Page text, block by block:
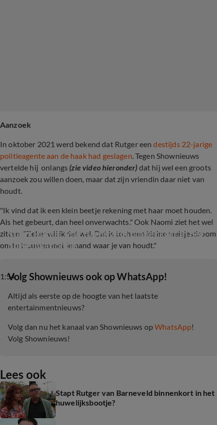
Aanzoek
In oktober 2021 werd bekend dat Rutger eendestijds 22-jarige
politieagente aan de haak had geslagen. Tegen Shownieuws
vertelde hij onlangs(zie video hieronder) dat hij wel een groots
aanzoek zou willen doen, maar dat zijn vriendin daar niet van
houdt.
"Ik vind dat ik een klein beetje rekening met haar moet houden.
Als het gebeurt, dan heel onverwachts." Ook Naomi ziet het wel
zitten: "Zeker wil ik dat wel. Dat is toch een kleine meisjesdroom
om te trouwen met iemand waar je van houdt."
1:54
Stapt Rutger van Barneveld binnenkort in het
huwelijksbootje
‎Volg Shownieuws ook op WhatsApp!
Altijd als eerste op de hoogte van het laatste
entertainmentnieuws?
Volg dan nu het kanaal van Shownieuws opWhatsApp!
Volg Shownieuws!
Lees ook
Stapt Rutger van Barneveld binnenkort in het
huwelijksbootje?